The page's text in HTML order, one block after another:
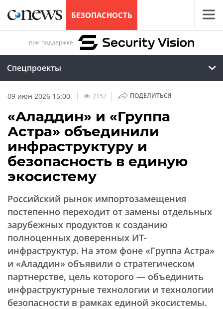
БЕЗОПАСНОСТЬ
при поддержке
Спецпроекты
09 июн 2026 15:00 | 2152 | ПОДЕЛИТЬСЯ
«Аладдин» и «Группа
Астра» объединили
инфраструктуру и
безопасность в единую
экосистему
Российский рынок импортозамещения
постепенно переходит от замены отдельных
зарубежных продуктов к созданию
полноценных доверенных ИТ-
инфраструктур. На этом фоне «Группа Астра»
и «Аладдин» объявили о стратегическом
партнерстве, цель которого — объединить
инфраструктурные технологии и технологии
безопасности в рамках единой экосистемы.